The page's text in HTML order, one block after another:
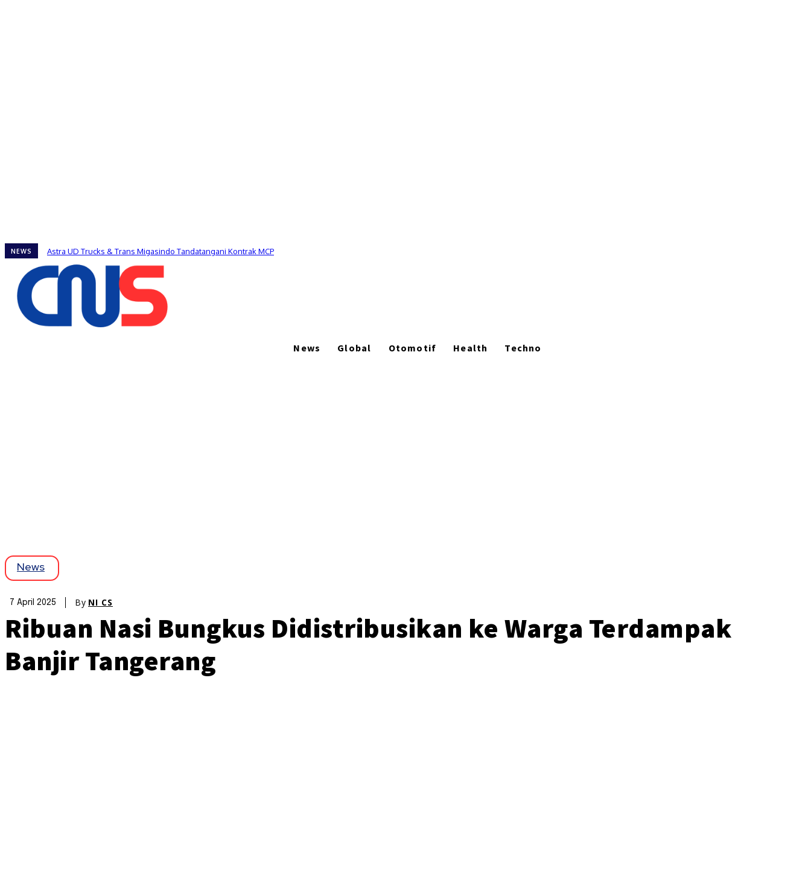
NEWS Astra UD Trucks & Trans Migasindo Tandatangani Kontrak MCP
News Global Otomotif Health Techno
News
7 April 2025 By NI CS
Ribuan Nasi Bungkus Didistribusikan ke Warga Terdampak
Banjir Tangerang